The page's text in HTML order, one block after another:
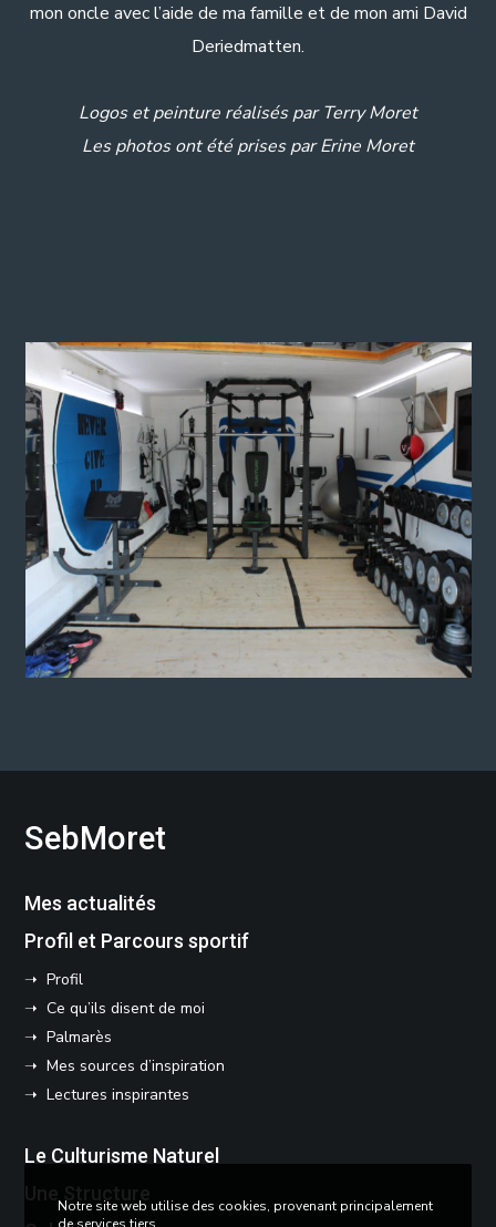
mon oncle avec l’aide de ma famille et de mon ami David
Deriedmatten.
Logos et peinture réalisés par Terry Moret
Les photos ont été prises par Erine Moret
SebMoret
Mes actualités
Profil et Parcours sportif
➝ Profil
➝ Ce qu’ils disent de moi
➝ Palmarès
➝ Mes sources d’inspiration
➝ Lectures inspirantes
Le Culturisme Naturel
Notre site web utilise des cookies, provenant principalement